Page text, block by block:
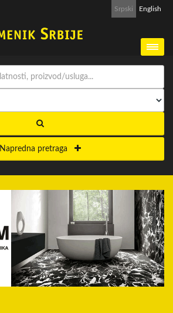
Srpski English
Napredna pretraga